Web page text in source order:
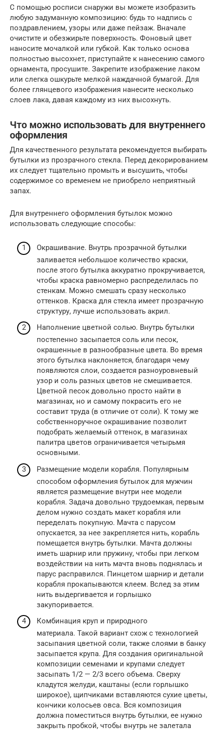
С помощью росписи снаружи вы можете изобразить
любую задуманную композицию: будь то надпись с
поздравлением, узоры или даже пейзаж. Вначале
очистите и обезжирьте поверхность. Фоновый цвет
наносите мочалкой или губкой. Как только основа
полностью высохнет, приступайте к нанесению самого
орнамента, просушите. Закрепите изображение лаком
или слегка ошкурьте мелкой наждачной бумагой. Для
более глянцевого изображения нанесите несколько
слоев лака, давая каждому из них высохнуть.
Что можно использовать для внутреннего
оформления
Для качественного результата рекомендуется выбирать
бутылки из прозрачного стекла. Перед декорированием
их следует тщательно промыть и высушить, чтобы
содержимое со временем не приобрело неприятный
запах.
Для внутреннего оформления бутылок можно
использовать следующие способы:
Окрашивание. Внутрь прозрачной бутылки
заливается небольшое количество краски,
после этого бутылка аккуратно прокручивается,
чтобы краска равномерно распределилась по
стенкам. Можно смешать сразу несколько
оттенков. Краска для стекла имеет прозрачную
структуру, лучше использовать акрил.
Наполнение цветной солью. Внутрь бутылки
постепенно засыпается соль или песок,
окрашенные в разнообразные цвета. Во время
этого бутылка наклоняется, благодаря чему
появляются слои, создается разноуровневый
узор и соль разных цветов не смешивается.
Цветной песок довольно просто найти в
магазинах, но и самому покрасить его не
составит труда (в отличие от соли). К тому же
собственноручное окрашивание позволит
подобрать желаемый оттенок, в магазинах
палитра цветов ограничивается четырьмя
основными.
Размещение модели корабля. Популярным
способом оформления бутылок для мужчин
является размещение внутри нее модели
корабля. Задача довольно трудоемкая, первым
делом нужно создать макет корабля или
переделать покупную. Мачта с парусом
опускается, за нее закрепляется нить, корабль
помещается внутрь бутылки. Мачта должны
иметь шарнир или пружину, чтобы при легком
воздействии на нить мачта вновь поднялась и
парус расправился. Пинцетом шарнир и детали
корабля прокапываются клеем. Вслед за этим
нить выдергивается и горлышко
закупоривается.
Комбинация круп и природного
материала. Такой вариант схож с технологией
засыпания цветной соли, также слоями в банку
засыпается крупа. Для создания оригинальной
композиции семенами и крупами следует
засыпать 1/2 — 2/3 всего объема. Сверху
кладутся желуди, каштаны (если горлышко
широкое), щипчиками вставляются сухие цветы,
кончики колосьев овса. Вся композиция
должна поместиться внутрь бутылки, ее нужно
закрыть пробкой, чтобы внутрь не залетала